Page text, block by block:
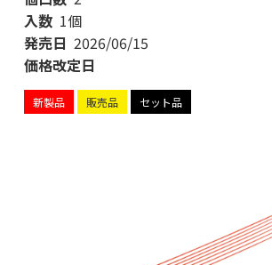
入数 1個
発売日 2026/06/15
価格改定日
新製品 販売品 セット品